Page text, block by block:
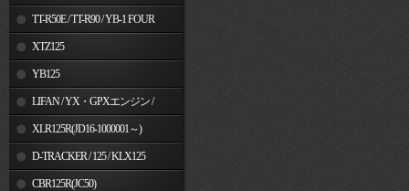
TT-R50E / TT-R90 / YB-1 FOUR
XTZ125
YB125
LIFAN / YX・GPXエンジン /
JinchengXLR125R(JD16-1000001～)
D-TRACKER / 125 / KLX125
CBR125R(JC50)